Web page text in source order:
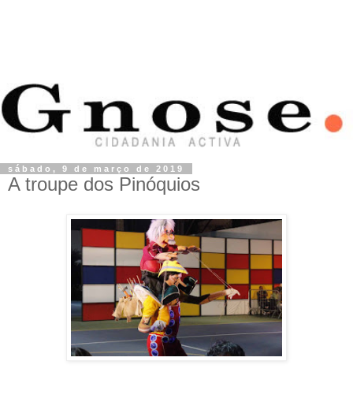
sábado, 9 de março de 2019
A troupe dos Pinóquios